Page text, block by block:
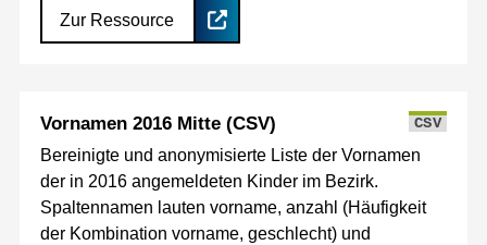
Zur Ressource
Vornamen 2016 Mitte (CSV) CSV
Bereinigte und anonymisierte Liste der Vornamen
der in 2016 angemeldeten Kinder im Bezirk.
Spaltennamen lauten vorname, anzahl (Häufigkeit
der Kombination vorname, geschlecht) und